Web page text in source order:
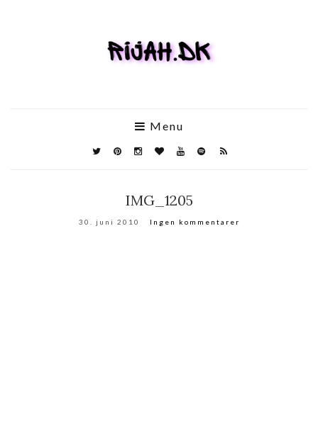
Menu
IMG_1205
30. juni 2010 Ingen kommentarer